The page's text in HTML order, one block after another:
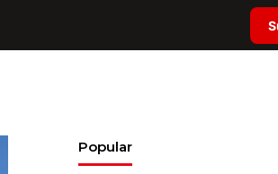
Popular